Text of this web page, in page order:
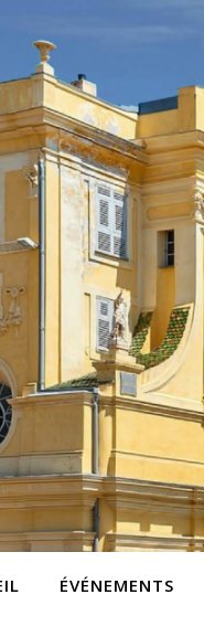
ÉVÉNEMENTS